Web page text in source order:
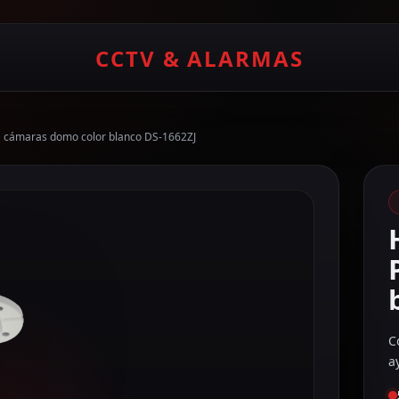
CCTV & ALARMAS
domo color blanco DS-1662ZJ